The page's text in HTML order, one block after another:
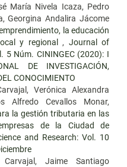
María Nivela Icaza, Pedro
Georgina Andalira Jácome
la educación
y regional , Journal of
5 Núm. CININGEC (2020): I
DE INVESTIGACIÓN,
CONOCIMIENTO
Verónica Alexandra
Alfredo Cevallos Monar,
la gestión tributaria en las
de la Ciudad de
and Research: Vol. 10
Jaime Santiago